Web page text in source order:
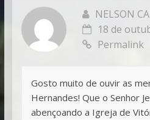
NELSON
18 de
Permalink
Gosto muito de ouvir as
Hernandes! Que o Senhor
abençoando a Igreja de